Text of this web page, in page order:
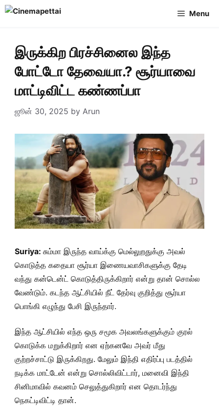
Skip
Menu
இருக்கிற பிரச்சினைல இந்த
போட்டோ தேவையா.? சூர்யாவை
மாட்டிவிட்ட கண்ணப்பா
ஜூன் 30, 2025 by Arun
Suriya: சும்மா இருந்த வாய்க்கு மெல்லுறதுக்கு அவல்
கொடுத்த கதையா சூர்யா இணையவாசிகளுக்கு தேடி
வந்து கன்டென்ட் கொடுத்திருக்கிறார் என்று தான் சொல்ல
வேண்டும். கடந்த ஆட்சியில் நீட் தேர்வு குறித்து சூர்யா
பொங்கி எழுந்து பேசி இருந்தார்.
இந்த ஆட்சியில் எந்த ஒரு சமூக அவலங்களுக்கும் குரல்
கொடுக்க மறுக்கிறார் என ஏற்கனவே அவர் மீது
குற்றச்சாட்டு இருக்கிறது. மேலும் இந்தி எதிர்ப்பு படத்தில்
நடிக்க மாட்டேன் என்று சொல்லிவிட்டார், மனைவி இந்தி
சினிமாவில் கவனம் செலுத்துகிறார் என தொடர்ந்து
நெகட்டிவிட்டி தான்.